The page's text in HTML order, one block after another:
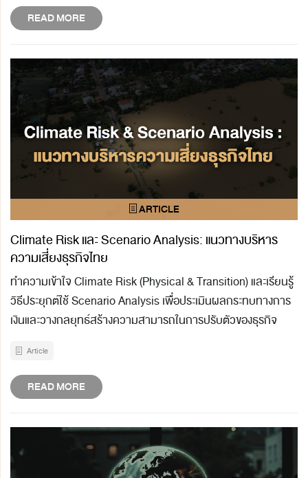
READ MORE
Climate Risk และ Scenario Analysis: แนวทางบริหาร
ความเสี่ยงธุรกิจไทย
ทำความเข้าใจ Climate Risk (Physical & Transition) และเรียนรู้
วิธีประยุกต์ใช้ Scenario Analysis เพื่อประเมินผลกระทบทางการ
เงินและวางกลยุทธ์สร้างความสามารถในการปรับตัวของธุรกิจ
Article
READ MORE